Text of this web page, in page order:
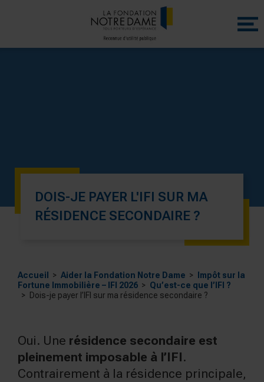
Menu
DOIS-JE PAYER L'IFI SUR MA
RÉSIDENCE SECONDAIRE ?
Accueil Aider la Fondation Notre Dame
Impôt sur la
Fortune Immobilière – IFI 2026
Qu’est-ce que l’IFI ?
Dois-je payer l’IFI sur ma résidence secondaire ?
Oui. Une résidence secondaire est
pleinement imposable à l’IFI.
Contrairement à la résidence principale,